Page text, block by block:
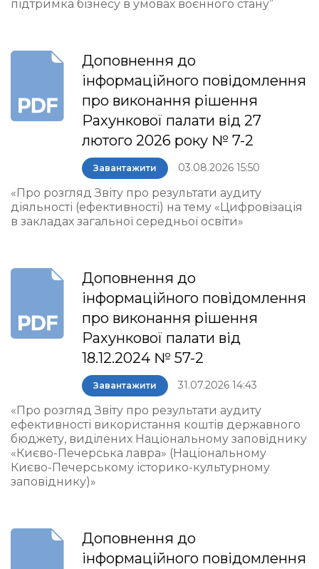
підтримка бізнесу в умовах воєнного стану”
Доповнення до
інформаційного повідомлення
про виконання рішення
Рахункової палати від 27
лютого 2026 року № 7-2
Завантажити 03.08.2026 15:50
«Про розгляд Звіту про результати аудиту
діяльності (ефективності) на тему «Цифровізація
в закладах загальної середньої освіти»
Доповнення до
інформаційного повідомлення
про виконання рішення
Рахункової палати від
18.12.2024 № 57-2
Завантажити 31.07.2026 14:43
«Про розгляд Звіту про результати аудиту
ефективності використання коштів державного
бюджету, виділених Національному заповіднику
«Києво-Печерська лавра» (Національному
Києво-Печерському історико-культурному
заповіднику)»
Доповнення до
інформаційного повідомлення